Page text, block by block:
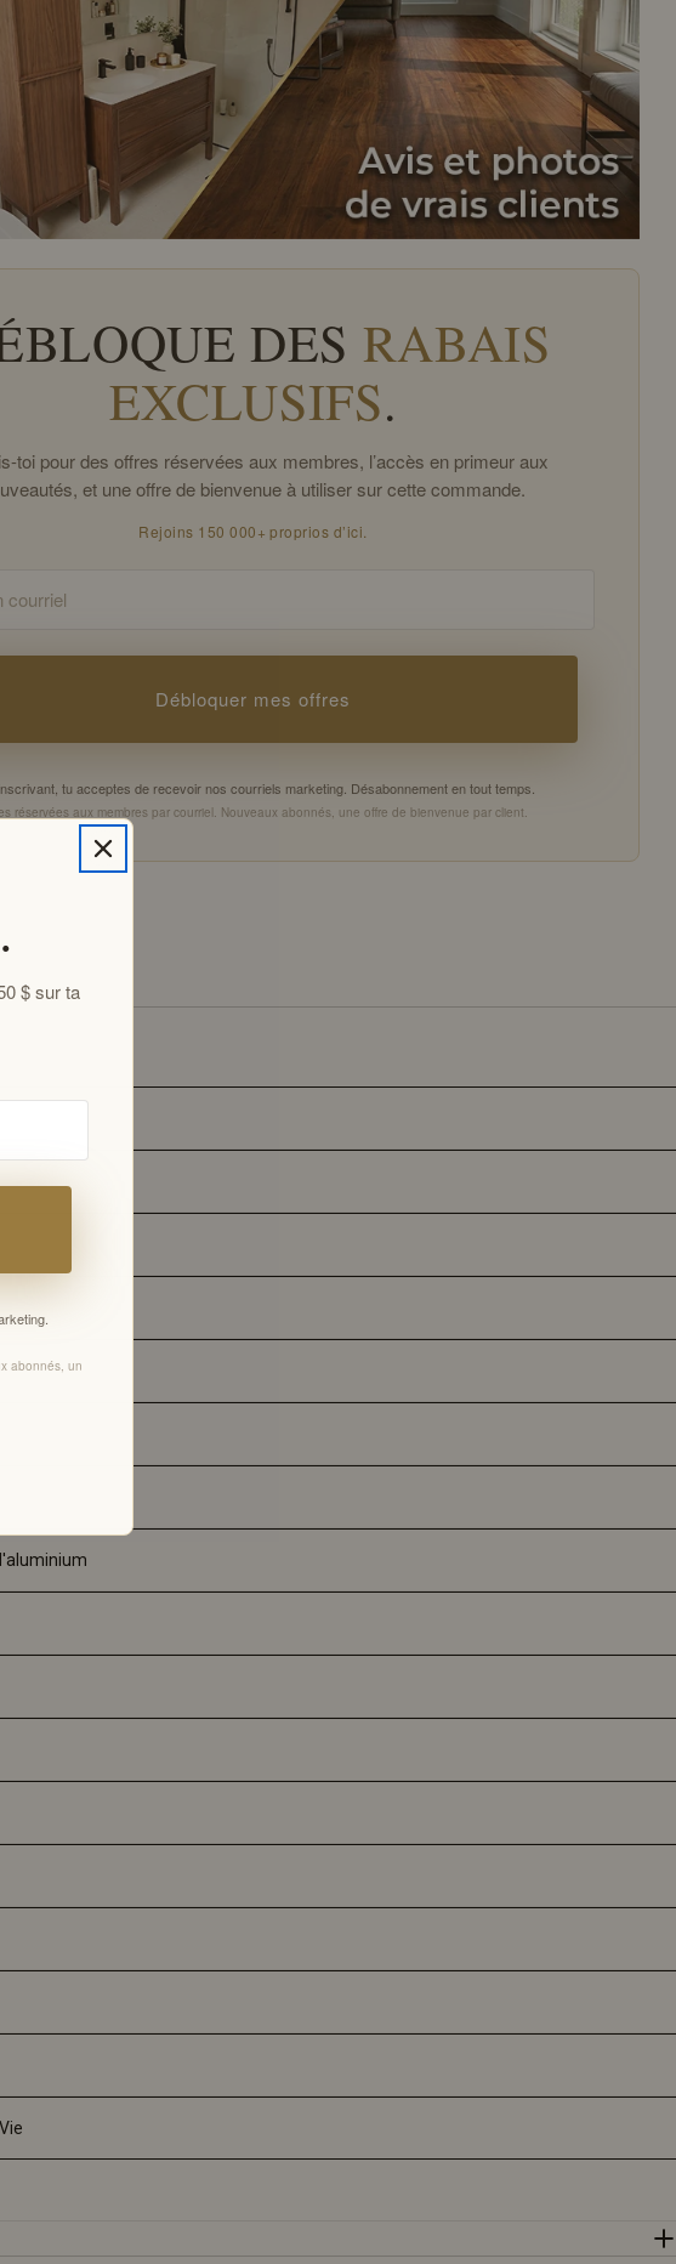
DES RABAIS
EXCLUSIFS.
toi pour des offres réservées aux membres, l’accès en primeur aux
et une offre de bienvenue à utiliser sur cette commande.
Rejoins 150 000+ proprios d’ici.
Débloquer mes offres
tu acceptes de recevoir nos courriels marketing. Désabonnement en tout temps.
réservées aux membres par courriel. Nouveaux abonnés, une offre de bienvenue par client.
.
$ sur ta
abonnés, un